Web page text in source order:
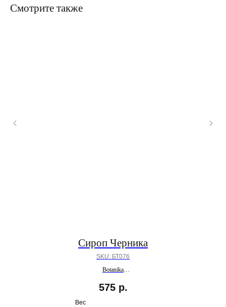
Смотрите также
Сироп Черника
SKU: БТ076
Botanika
575 р.
Вес